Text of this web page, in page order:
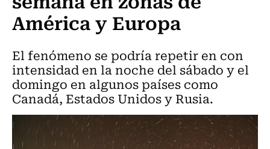
América y Europa
El fenómeno se podría repetir en con
intensidad en la noche del sábado y el
domingo en algunos países como
Canadá, Estados Unidos y Rusia.